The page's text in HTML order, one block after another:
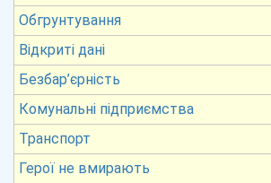
Обгрунтування
Відкриті дані
Безбар’єрність
Комунальні підприємства
Транспорт
Герої не вмирають